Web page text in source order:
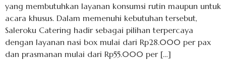
yang membutuhkan layanan konsumsi rutin maupun untuk
acara khusus. Dalam memenuhi kebutuhan tersebut,
Saleroku Catering hadir sebagai pilihan terpercaya
dengan layanan nasi box mulai dari Rp28.000 per pax
dan prasmanan mulai dari Rp55.000 per […]